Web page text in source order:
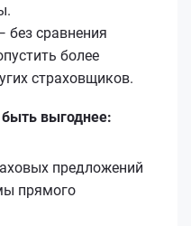
без сравнения
более
страховщиков.
выгоднее:
предложений
прямого